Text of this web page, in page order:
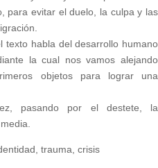
para evitar el duelo, la culpa y las
texto habla del desarrollo humano
la cual nos vamos alejando
objetos para lograr una
pasando por el destete, la
trauma, crisis